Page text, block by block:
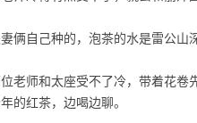
俩自己种的，泡茶的水是雷公山
老师和太座受不了冷，带着花
的红茶，边喝边聊。